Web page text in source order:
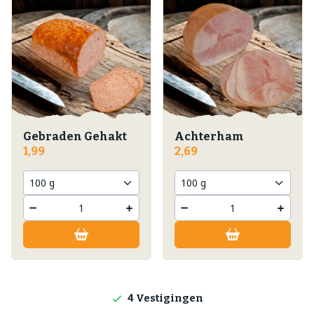
Gebraden Gehakt
1,99
Achterham
2,69
Lokale producten
4 Vestigingen